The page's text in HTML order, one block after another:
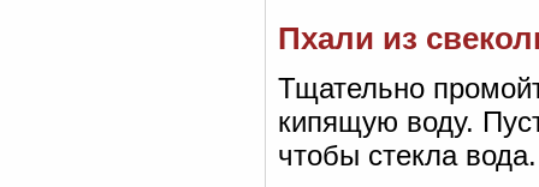
Пхали из
Тщательно
кипящую воду.
чтобы стекла вода.